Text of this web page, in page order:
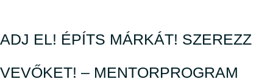
ADJ EL! ÉPÍTS MÁRKÁT! SZEREZZ
VEVŐKET! – MENTORPROGRAM